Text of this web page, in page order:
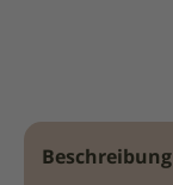
Beschreibung